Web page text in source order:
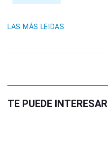
LAS MÁS LEIDAS
TE PUEDE INTERESAR